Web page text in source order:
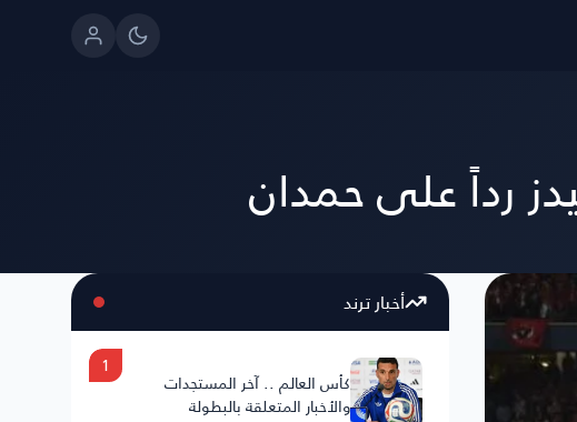
رداً على حمدان
أخبار ترند
كأس العالم .. آخر المستجدات
والأخبار المتعلقة بالبطولة
1